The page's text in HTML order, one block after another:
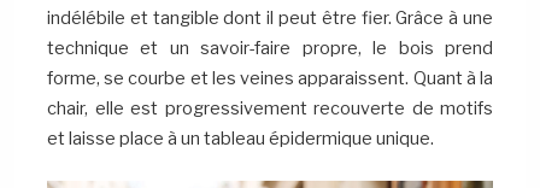
indélébile et tangible dont il peut être fier. Grâce à une
technique et un savoir-faire propre, le bois prend
forme, se courbe et les veines apparaissent. Quant à la
chair, elle est progressivement recouverte de motifs
et laisse place à un tableau épidermique unique.